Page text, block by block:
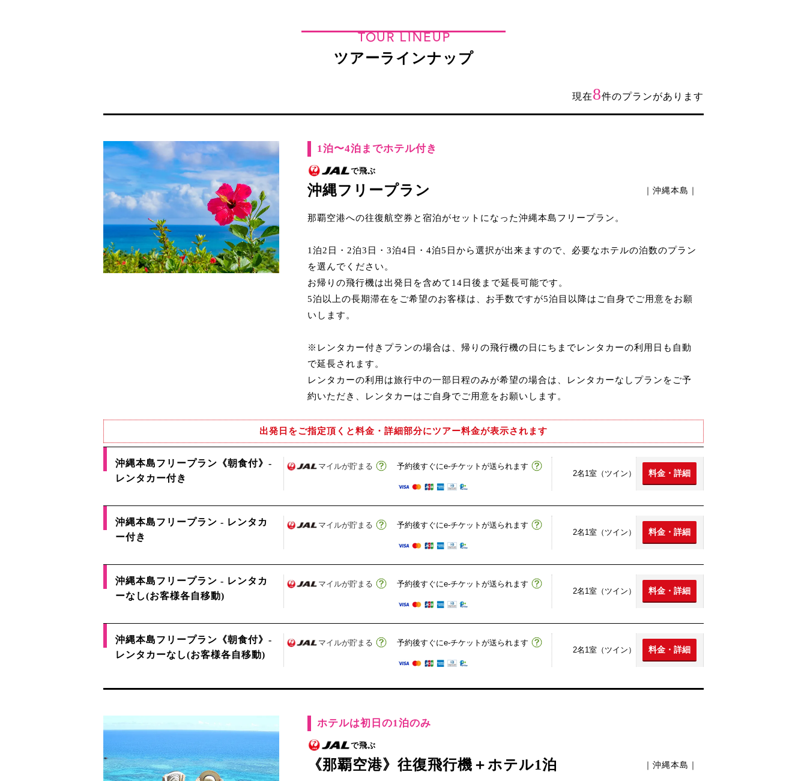
TOUR LINEUP
ツアーラインナップ
現在8件のプランがあります
1泊〜4泊までホテル付き
で飛ぶ
沖縄フリープラン ｜沖縄本島｜
那覇空港への往復航空券と宿泊がセットになった沖縄本島フリープラン。
1泊2日・2泊3日・3泊4日・4泊5日から選択が出来ますので、必要なホテルの泊数のプラン
を選んでください。
お帰りの飛行機は出発日を含めて14日後まで延長可能です。
5泊以上の長期滞在をご希望のお客様は、お手数ですが5泊目以降はご自身でご用意をお願
いします。
※レンタカー付きプランの場合は、帰りの飛行機の日にちまでレンタカーの利用日も自動
で延長されます。
レンタカーの利用は旅行中の一部日程のみが希望の場合は、レンタカーなしプランをご予
約いただき、レンタカーはご自身でご用意をお願いします。
出発日をご指定頂くと料金・詳細部分にツアー料金が表示されます
沖縄本島フリープラン《朝食付》-
レンタカー付き
マイルが貯まる
予約後すぐにe-チケットが送られます
2名1室（ツイン）
料金・詳細
沖縄本島フリープラン - レンタカ
ー付き
マイルが貯まる
予約後すぐにe-チケットが送られます
2名1室（ツイン）
料金・詳細
沖縄本島フリープラン - レンタカ
ーなし(お客様各自移動)
マイルが貯まる
予約後すぐにe-チケットが送られます
2名1室（ツイン）
料金・詳細
沖縄本島フリープラン《朝食付》-
レンタカーなし(お客様各自移動)
マイルが貯まる
予約後すぐにe-チケットが送られます
2名1室（ツイン）
料金・詳細
ホテルは初日の1泊のみ
で飛ぶ
《那覇空港》往復飛行機＋ホテル1泊 ｜沖縄本島｜